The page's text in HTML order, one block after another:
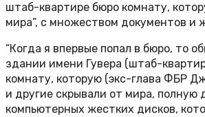
штаб-квартире бюро комнату,
мира”, с множеством документов и
“Когда я впервые попал в бюро, то
здании имени Гувера (штаб-
комнату, которую (экс-глава ФБР
и другие скрывали от мира, полную
компьютерных жестких дисков,